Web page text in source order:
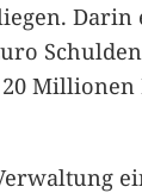
Darin
Millionen